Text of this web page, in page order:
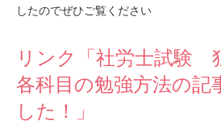
したのでぜひご覧ください
リンク「社労士試験
各科目の勉強方法の記
した！」